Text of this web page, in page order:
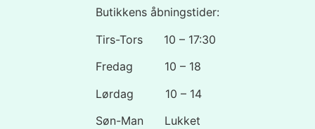
Butikkens åbningstider:
Tirs-Tors 10 – 17:30
Fredag 10 – 18
Lørdag 10 – 14
Søn-Man Lukket